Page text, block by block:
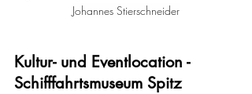
Johannes Stierschneider
Kultur- und Eventlocation -
Schifffahrtsmuseum Spitz